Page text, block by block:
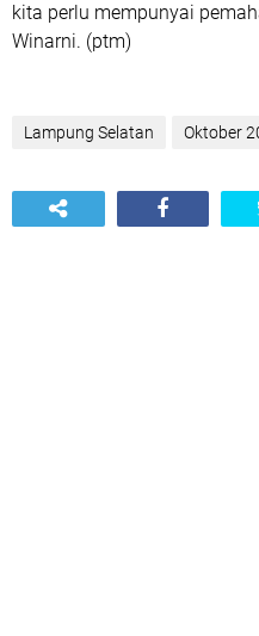
kita perlu mempunyai
Winarni. (ptm)
Lampung Selatan Oktober